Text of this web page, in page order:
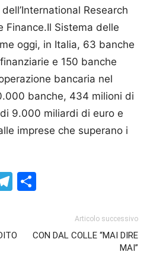
Research
Finance.Il Sistema delle
oggi, in Italia, 63 banche
e 150 banche
bancaria nel
banche, 434 milioni di
9.000 miliardi di euro e
imprese che superano i
Telegram
Articolo successivo
CON DAL COLLE “MAI DIRE
MAI”